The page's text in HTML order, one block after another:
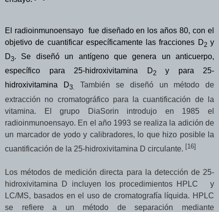
El radioinmunoensayo fue diseñado en los años 80, con el
objetivo de cuantificar específicamente las fracciones D2y
D3. Se diseñó un antígeno que genera un anticuerpo,
específico para 25-hidroxivitamina D2y para 25-
hidroxivitamina D3. También se diseñó un método de
extracción no cromatográfico para la cuantificación de la
vitamina. El grupo DiaSorin introdujo en 1985 el
radioinmunoensayo. En el año 1993 se realiza la adición de
un marcador de yodo y calibradores, lo que hizo posible la
cuantificación de la 25-hidroxivitamina D circulante. [16]
Los métodos de medición directa para la detección de 25-
hidroxivitamina D incluyen los procedimientos HPLC y
LC/MS, basados en el uso de cromatografía líquida. HPLC
se refiere a un método de separación mediante